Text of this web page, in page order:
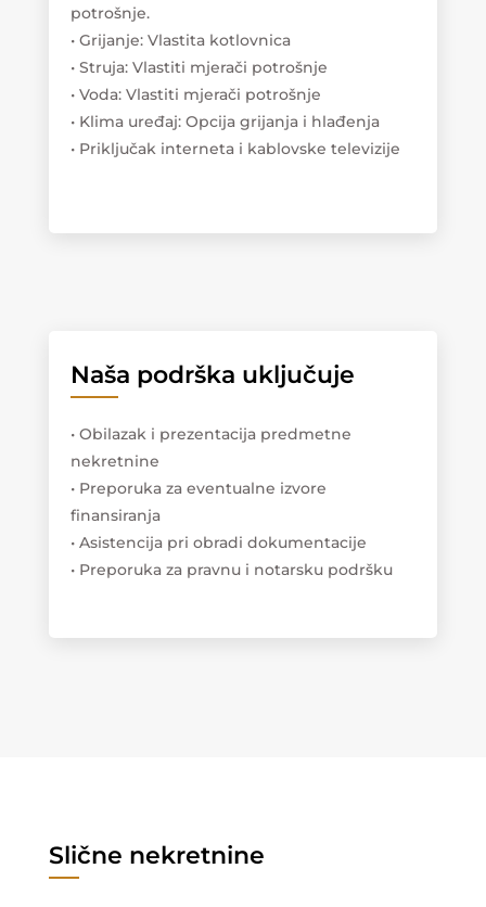
potrošnje.
• Grijanje: Vlastita kotlovnica
• Struja: Vlastiti mjerači potrošnje
• Voda: Vlastiti mjerači potrošnje
• Klima uređaj: Opcija grijanja i hlađenja
• Priključak interneta i kablovske televizije
Naša podrška uključuje
• Obilazak i prezentacija predmetne
nekretnine
• Preporuka za eventualne izvore
finansiranja
• Asistencija pri obradi dokumentacije
• Preporuka za pravnu i notarsku podršku
Slične nekretnine